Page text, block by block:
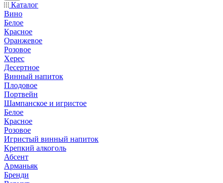
Каталог
Вино
Белое
Красное
Оранжевое
Розовое
Херес
Десертное
Винный напиток
Плодовое
Портвейн
Шампанское и игристое
Белое
Красное
Розовое
Игристый винный напиток
Крепкий алкоголь
Абсент
Арманьяк
Бренди